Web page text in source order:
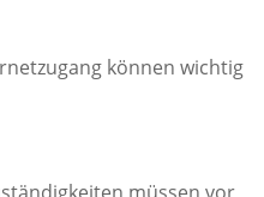
können wichtig